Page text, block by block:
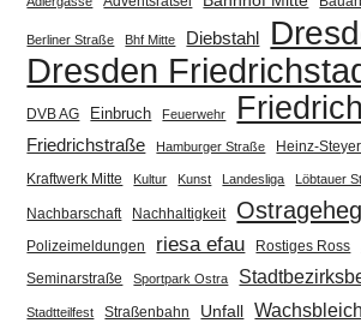
Berliner Straße Bhf Mitte Diebstahl
Dresden
DVB AG Einbruch Feuerwehr
Friedrichstraße Hamburger Straße Heinz-
Kraftwerk Mitte
Kultur Kunst Landesliga Löbtauer
Nachbarschaft Nachhaltigkeit
Polizeimeldungen riesa efau Rostiges Ross
Seminarstraße Sportpark Ostra
Stadtteilfest Straßenbahn Unfall